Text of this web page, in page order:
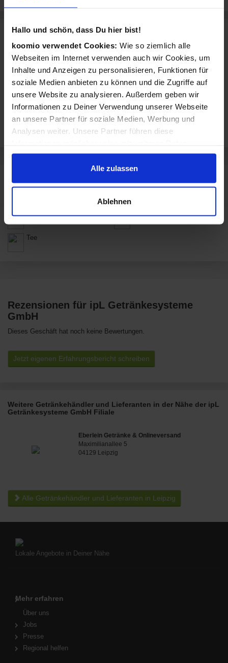
Hallo und schön, dass Du hier bist!
koomio verwendet Cookies: Wie so ziemlich alle
Webseiten im Internet verwenden auch wir Cookies, um
Inhalte und Anzeigen zu personalisieren, Funktionen für
soziale Medien anbieten zu können und die Zugriffe auf
unsere Website zu analysieren. Außerdem geben wir
Informationen zu Deiner Verwendung unserer Webseite
an unsere Partner für soziale Medien, Werbung und
Analysen weiter. Unsere Partner führen diese
zusammen, die Du ihnen bereitgestellt hast oder die sie
im Rahmen Deiner Nutzung der Dienste gesammelt
haben.
Alle zulassen
Ablehnen
Über ipL Getränkesysteme GmbH
Schönauer Straße 113 in Leipzig
Ihr Ansprechpartner für Kaffee- und Wasserautomaten in den Bereichen
Gastronomie, Büro und Gewerbe
Wir bieten Kaffeevollautomaten für Gastronomie, Business und Büro -
inkl. Vollservice und Füllprodukte. Alles aus einer Hand: Beratung,
Lieferung, Technik und Zubehör sowie die Fair Trade Füllprodukte
(Kaffee, Kaffeespezialitäten und Kakao) – das erhalten Sie alles von
einem Anbieter, der IPL Getränkesysteme GmbH aus Leipzig.
Sortiment von ipL Getränkesysteme GmbH
Getränke Kaffee
Tee
Rezensionen für ipL Getränkesysteme
GmbH
Dieses Geschäft hat noch keine Bewertungen.
Jetzt eigenen Erfahrungsbericht schreiben
Weitere Getränkehändler und Lieferanten in der Nähe der ipL
Getränkesysteme GmbH Filiale
Eberlein Getränke & Onlineversand
Maximilianallee 5
04129 Leipzig
Alle Getränkehändler und Lieferanten in Leipzig
Lokale Angebote in Deiner Nähe
Mehr erfahren
Über uns
Jobs
Presse
Regional helfen